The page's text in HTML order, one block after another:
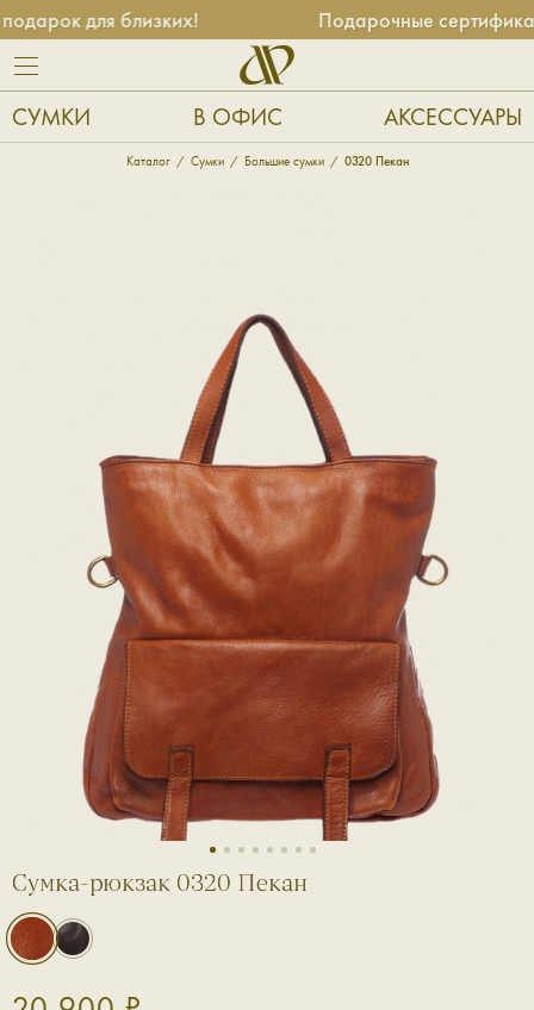
для близких! Подарочные
СУМКИ В ОФИС АКСЕССУАРЫ
Каталог Сумки Большие сумки 0320 Пекан
1 2 3 4 5 6 7 8
Сумка-рюкзак 0320 Пекан